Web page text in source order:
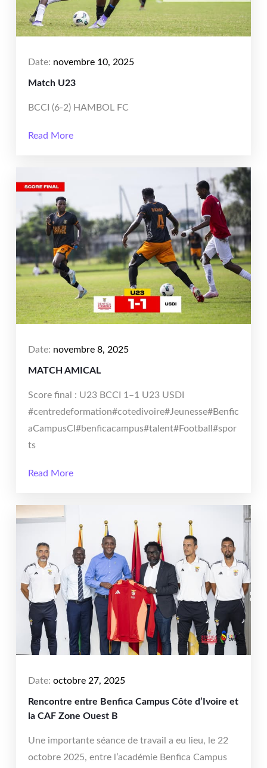
Date: novembre 10, 2025
Match U23
BCCI (6-2) HAMBOL FC
Read More
Date: novembre 8, 2025
MATCH AMICAL
Score final : U23 BCCI 1–1 U23 USDI
#centredeformation#cotedivoire#Jeunesse#Benfic
aCampusCI#benficacampus#talent#Football#spor
ts
Read More
Date: octobre 27, 2025
Rencontre entre Benfica Campus Côte d’Ivoire et
la CAF Zone Ouest B
Une importante séance de travail a eu lieu, le 22
octobre 2025, entre l’académie Benfica Campus